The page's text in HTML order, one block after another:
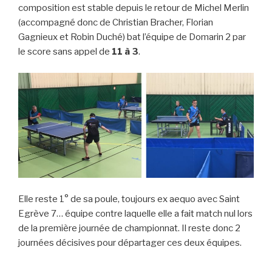
composition est stable depuis le retour de Michel Merlin
(accompagné donc de Christian Bracher, Florian
Gagnieux et Robin Duché) bat l’équipe de Domarin 2 par
le score sans appel de 11 à 3.
Elle reste 1° de sa poule, toujours ex aequo avec Saint
Egrève 7… équipe contre laquelle elle a fait match nul lors
de la première journée de championnat. Il reste donc 2
journées décisives pour départager ces deux équipes.